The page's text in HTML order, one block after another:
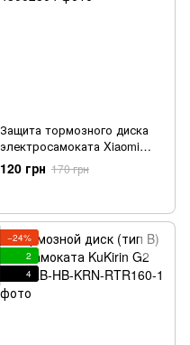
Защита тормозного диска
электросамоката Xiaomi
M365
120 грн 170 грн
−24%
2
4